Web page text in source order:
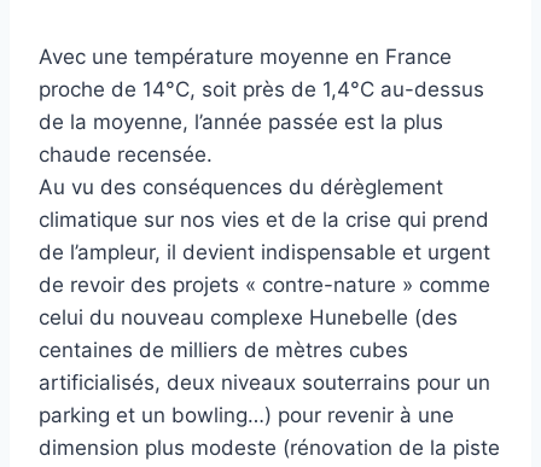
Avec une température moyenne en France
proche de 14°C, soit près de 1,4°C au-dessus
de la moyenne, l’année passée est la plus
chaude recensée.
Au vu des conséquences du dérèglement
climatique sur nos vies et de la crise qui prend
de l’ampleur, il devient indispensable et urgent
de revoir des projets « contre-nature » comme
celui du nouveau complexe Hunebelle (des
centaines de milliers de mètres cubes
artificialisés, deux niveaux souterrains pour un
parking et un bowling…) pour revenir à une
dimension plus modeste (rénovation de la piste